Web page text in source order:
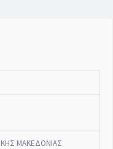
ΜΑΚΕΔΟΝΙΑΣ